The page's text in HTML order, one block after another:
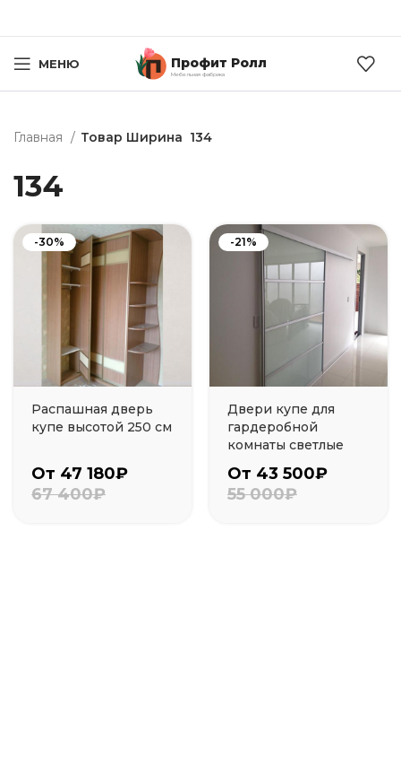
МЕНЮ Профит Ролл
Мебельная фабрика
Главная Товар Ширина 134
134
-30%
Распашная дверь
купе высотой 250 см
От 47 180₽
67 400₽
-21%
Двери купе для
гардеробной
комнаты светлые
От 43 500₽
55 000₽